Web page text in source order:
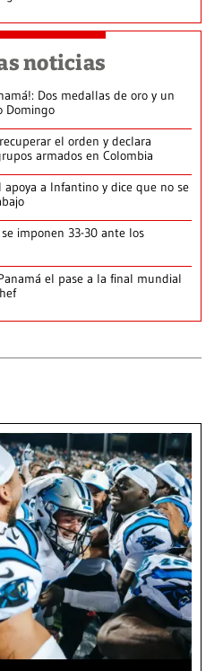
noticias
Dos medallas de oro y un
Domingo
el orden y declara
armados en Colombia
apoya a Infantino y dice que no se
imponen 33-30 ante los
el pase a la final mundial